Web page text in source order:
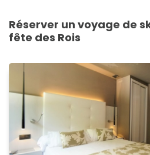
avec
Réserver un voyage de
fête des Rois